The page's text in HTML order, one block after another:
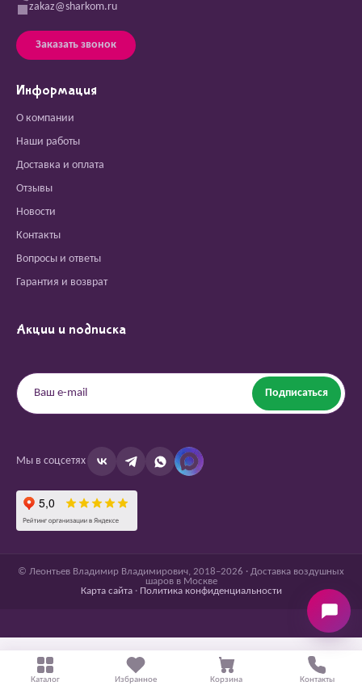
zakaz@sharkom.ru
Заказать звонок
Информация
О компании
Наши работы
Доставка и оплата
Отзывы
Новости
Контакты
Вопросы и ответы
Гарантия и возврат
Акции и подписка
Подписаться
Мы в соцсетях
© Леонтьев Владимир Владимирович, 2018–2026 · Доставка воздушных
шаров в Москве
Карта сайта· Политика конфиденциальности
Каталог Избранное Корзина Контакты